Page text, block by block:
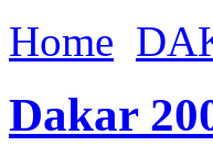
Home
Dakar